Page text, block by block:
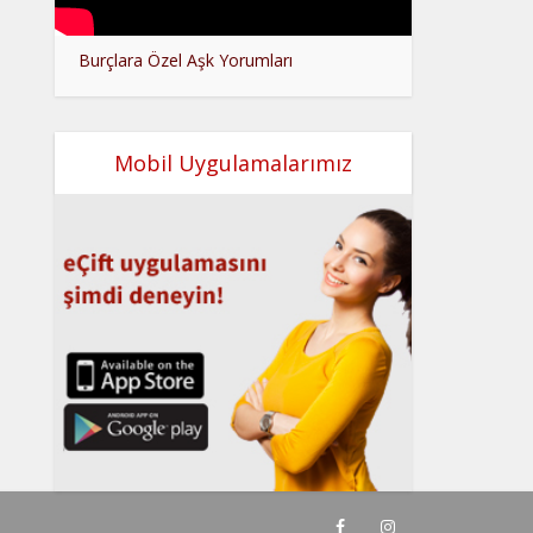
Burçlara Özel Aşk Yorumları
Mobil Uygulamalarımız